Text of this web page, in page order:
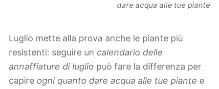
dare acqua alle tue piante
Luglio mette alla prova anche le piante più
resistenti: seguire un calendario delle
annaffiature di luglio può fare la differenza per
capire ogni quanto dare acqua alle tue piante e